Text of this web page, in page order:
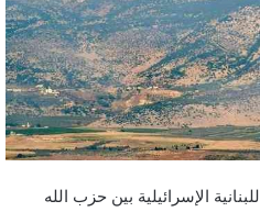
الإسرائيلية بين حزب الله